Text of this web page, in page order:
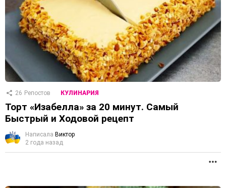
26 Репостов КУЛИНАРИЯ
Торт «Изабелла» за 20 минут. Самый
Быстрый и Ходовой рецепт
Написала Виктор
2 года назад